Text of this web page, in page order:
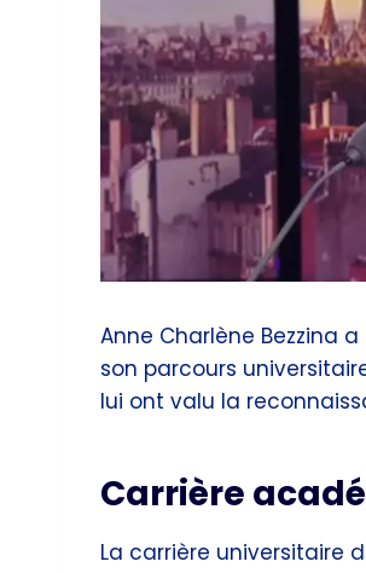
Anne Charlène Bezzina
son parcours
lui ont valu la
Carrière
La carrière universitaire